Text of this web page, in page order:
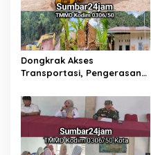
Dongkrak Akses
Transportasi, Pengerasan
Buluh Kasok Mulai Dikebut